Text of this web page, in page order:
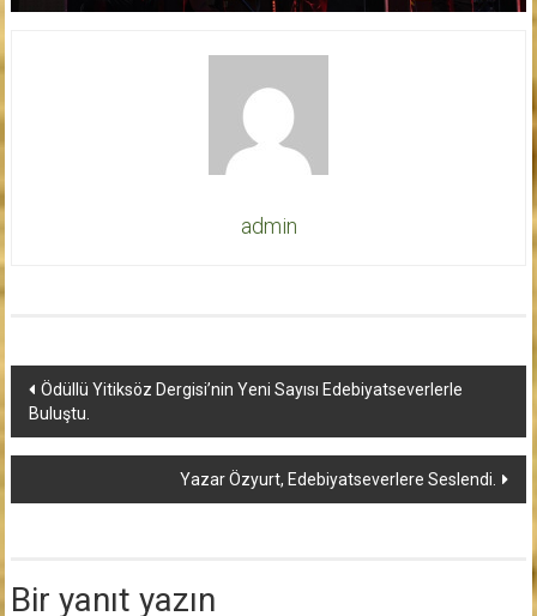
admin
Yazı
dolaşımı
Ödüllü Yitiksöz Dergisi’nin Yeni Sayısı Edebiyatseverlerle
Buluştu.
Yazar Özyurt, Edebiyatseverlere Seslendi.
Bir yanıt yazın